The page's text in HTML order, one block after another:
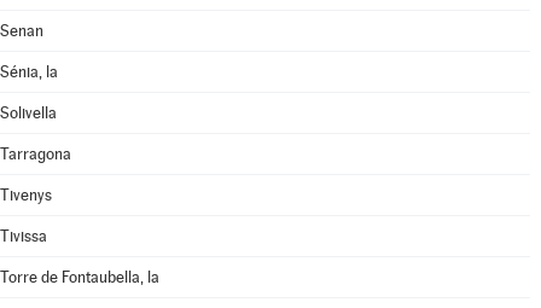
Senan
Sénia, la
Solivella
Tarragona
Tivenys
Tivissa
Torre de Fontaubella, la